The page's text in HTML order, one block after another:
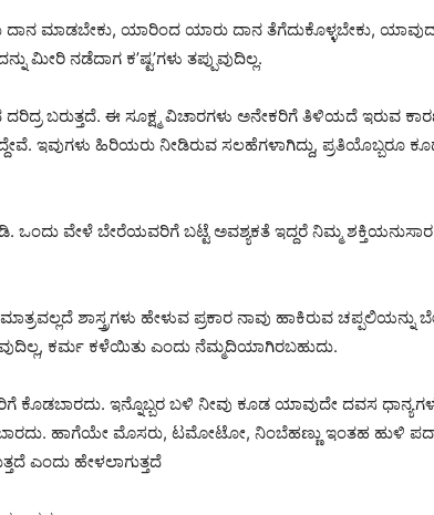
ದಾನ ಮಾಡಬೇಕು, ಯಾರಿಂದ ಯಾರು ದಾನ ತೆಗೆದುಕೊಳ್ಳಬೇಕು,
ಮೀರಿ ನಡೆದಾಗ ಕ’ಷ್ಟ’ಗಳು ತಪ್ಪುವುದಿಲ್ಲ.
ಬರುತ್ತದೆ. ಈ ಸೂಕ್ಷ್ಮ ವಿಚಾರಗಳು ಅನೇಕರಿಗೆ ತಿಳಿಯದೆ ಇರುವ
ಇವುಗಳು ಹಿರಿಯರು ನೀಡಿರುವ ಸಲಹೆಗಳಾಗಿದ್ದು, ಪ್ರತಿಯೊಬ್ಬರೂ
ಒಂದು ವೇಳೆ ಬೇರೆಯವರಿಗೆ ಬಟ್ಟೆ ಅವಶ್ಯಕತೆ ಇದ್ದರೆ ನಿಮ್ಮ
ಶಾಸ್ತ್ರಗಳು ಹೇಳುವ ಪ್ರಕಾರ ನಾವು ಹಾಕಿರುವ
ಕರ್ಮ ಕಳೆಯಿತು ಎಂದು ನೆಮ್ಮದಿಯಾಗಿರಬಹುದು.
ಇನ್ನೊಬ್ಬರ ಬಳಿ ನೀವು ಕೂಡ ಯಾವುದೇ ದವಸ
ಹಾಗೆಯೇ ಮೊಸರು, ಟಮೋಟೋ, ನಿಂಬೆಹಣ್ಣು ಇಂತಹ ಹುಳಿ
ಎಂದು ಹೇಳಲಾಗುತ್ತದೆ